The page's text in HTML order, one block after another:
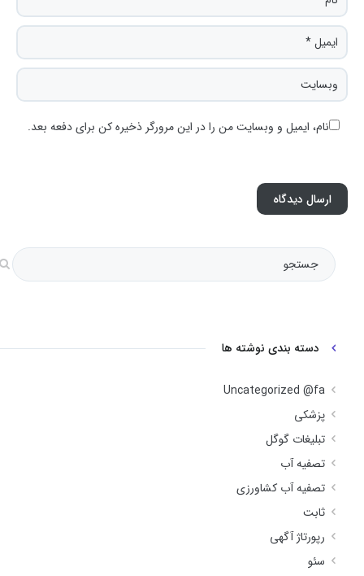
نام، ایمیل و وبسایت من را در این مرورگر ذخیره کن برای دفعه بعد.
دسته بندی نوشته ها
Uncategorized @fa
پزشکی
تبلیغات گوگل
تصفیه آب
تصفیه آب کشاورزی
ثابت
رپورتاژ آگهی
سئو